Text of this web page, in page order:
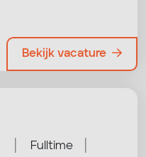
Bekijk vacature
Fulltime